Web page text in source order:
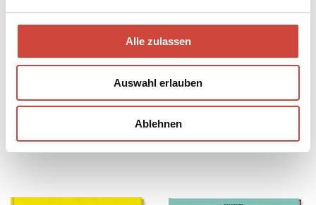
Alle zulassen
Auswahl erlauben
Ablehnen